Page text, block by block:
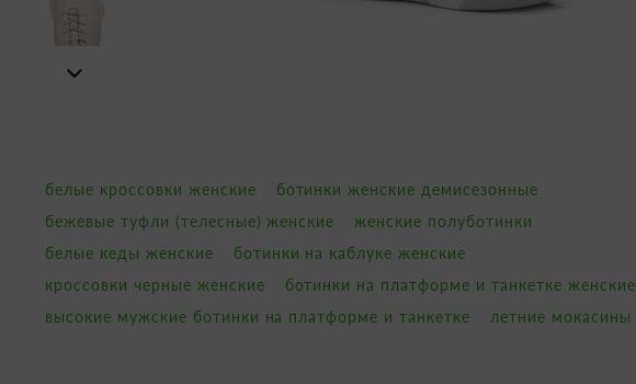
белые кроссовки женские
ботинки женские демисезонные
бежевые туфли (телесные) женские
женские полуботинки
белые кеды женские
ботинки на каблуке женские
кроссовки черные женские
ботинки на платформе и танкетке женские
высокие мужские ботинки на платформе и танкетке
летние мокасины